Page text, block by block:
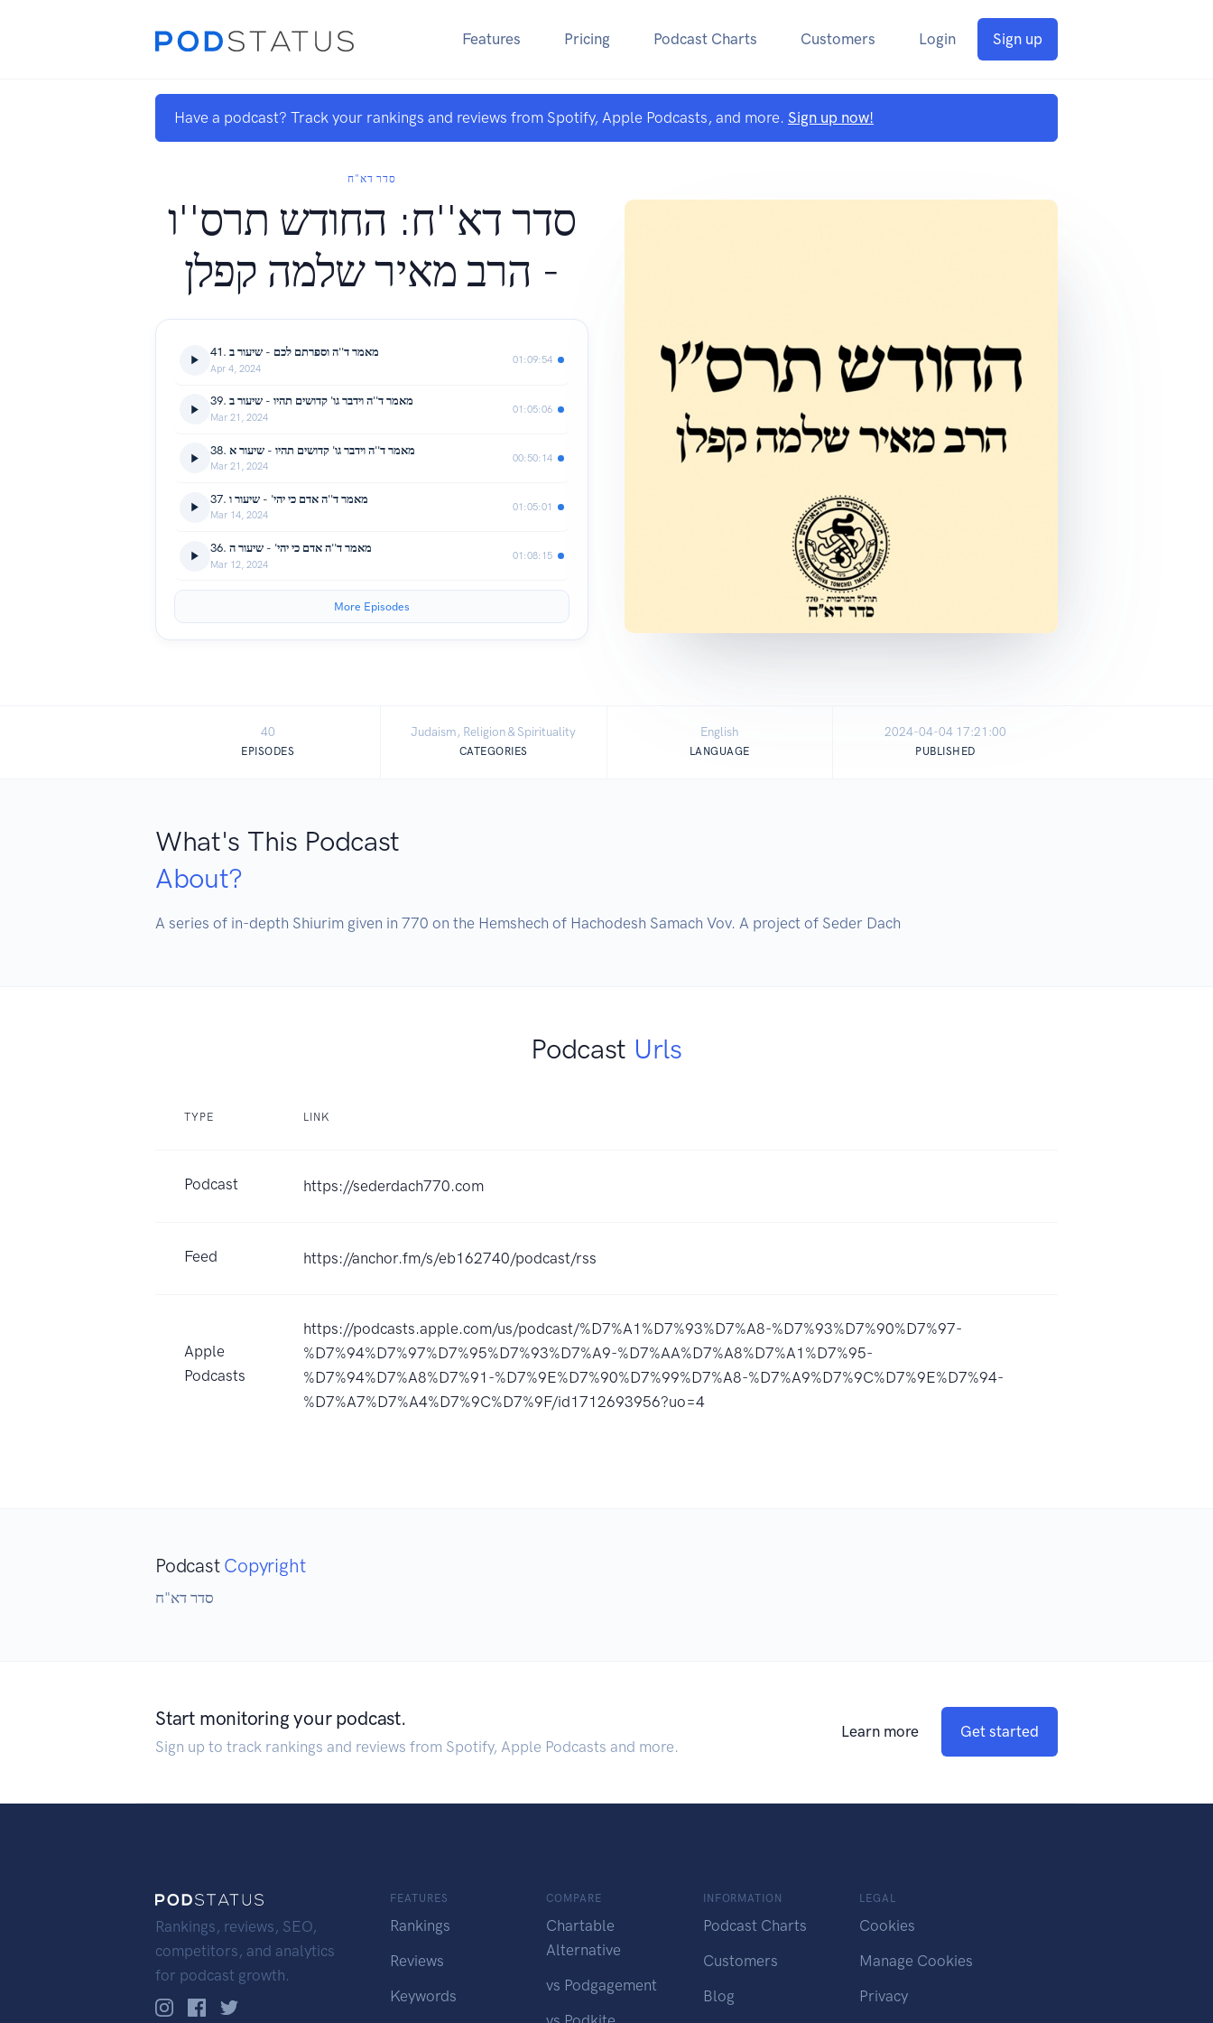
Features Pricing Podcast Charts Customers Login Sign up
Have a podcast? Track your rankings and reviews from Spotify, Apple Podcasts, and more. Sign up now!
סדר דא"ח
סדר דא''ח: החודש תרס''ו
- הרב מאיר שלמה קפלן
41. מאמר ד''ה וספרתם לכם - שיעור ב
Apr 4, 2024
01:09:54
39. מאמר ד''ה וידבר גו' קדושים תהיו - שיעור ב
Mar 21, 2024
01:05:06
38. מאמר ד''ה וידבר גו' קדושים תהיו - שיעור א
Mar 21, 2024
00:50:14
37. מאמר ד''ה אדם כי יהי' - שיעור ו
Mar 14, 2024
01:05:01
36. מאמר ד''ה אדם כי יהי' - שיעור ה
Mar 12, 2024
01:08:15
More Episodes
40
EPISODES
Judaism, Religion & Spirituality
CATEGORIES
English
LANGUAGE
2024-04-04 17:21:00
PUBLISHED
What's This Podcast
About?
A series of in-depth Shiurim given in 770 on the Hemshech of Hachodesh Samach Vov. A project of Seder Dach
Podcast Urls
TYPE LINK
Podcast https://sederdach770.com
Feed https://anchor.fm/s/eb162740/podcast/rss
Apple
Podcasts
https://podcasts.apple.com/us/podcast/%D7%A1%D7%93%D7%A8-%D7%93%D7%90%D7%97-
%D7%94%D7%97%D7%95%D7%93%D7%A9-%D7%AA%D7%A8%D7%A1%D7%95-
%D7%94%D7%A8%D7%91-%D7%9E%D7%90%D7%99%D7%A8-%D7%A9%D7%9C%D7%9E%D7%94-
%D7%A7%D7%A4%D7%9C%D7%9F/id1712693956?uo=4
Podcast Copyright
סדר דא"ח
Start monitoring your podcast.
Sign up to track rankings and reviews from Spotify, Apple Podcasts and more.
Learn more Get started
Rankings, reviews, SEO,
competitors, and analytics
for podcast growth.
FEATURES
Rankings
Reviews
Keywords
COMPARE
Chartable
Alternative
vs Podgagement
INFORMATION
Podcast Charts
Customers
Blog
LEGAL
Cookies
Manage Cookies
Privacy